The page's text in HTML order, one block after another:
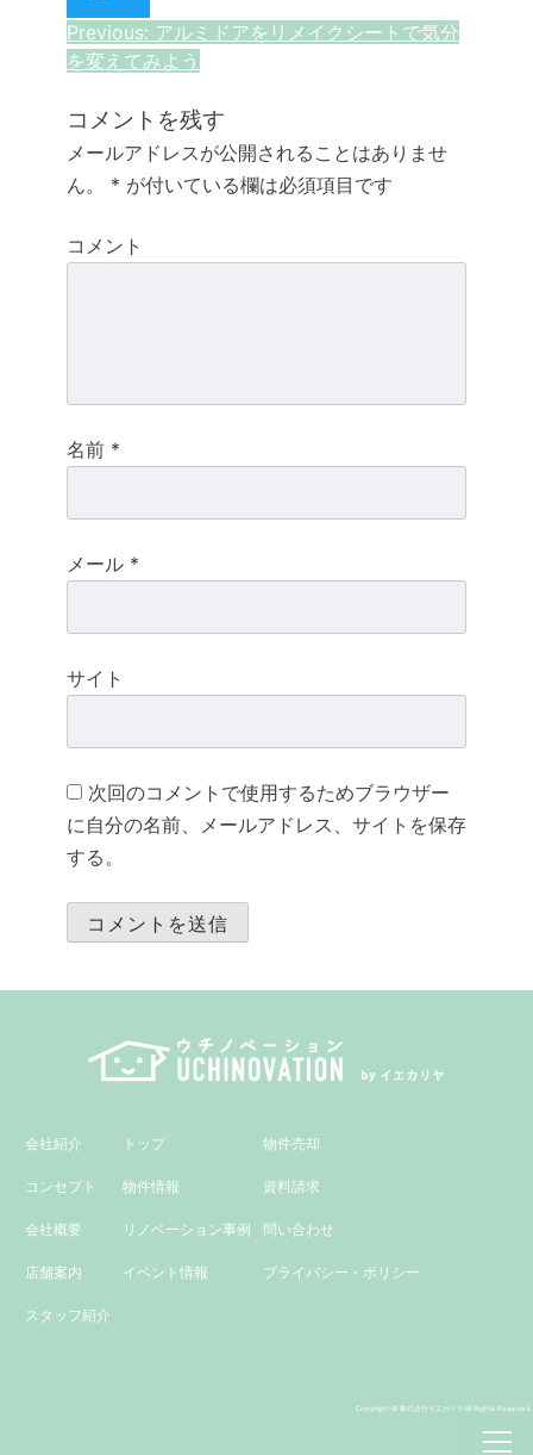
投
稿
ナ
ビ
ー
Previous: アルミドアをリメイクシートで気分
を変えてみよう
コメントを残す
メールアドレスが公開されることはありませ
ん。
* が付いている欄は必須項目です
コメント
名前 *
メール *
サイト
次回のコメントで使用するためブラウザー
に自分の名前、メールアドレス、サイトを保存
する。
会社紹介
コンセプト
会社概要
店舗案内
スタッフ紹介
トップ
物件情報
リノベーション事例
イベント情報
物件売却
資料請求
問い合わせ
プライバシー・ポリシー
Copyright © 株式会社イエカリヤAll Rights Reserved.